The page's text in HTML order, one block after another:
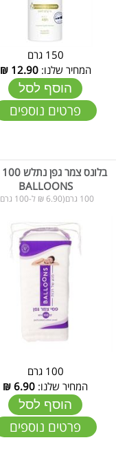
150 גרם
המחיר שלנו:12.90
₪
הוסף לסל
פרטים נוספים
BALLOONS
100 גרם(6.90 ₪ ל-100 גרם)
100 גרם
המחיר שלנו: 6.90
₪
הוסף לסל
פרטים נוספים